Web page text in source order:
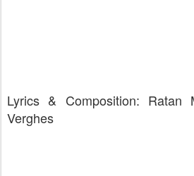
Lyrics & Composition: Ratan
Verghes